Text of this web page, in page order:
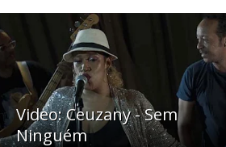
Video: Ceuzany - Sem
Ninguém